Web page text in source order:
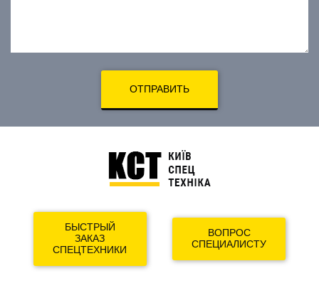
ОТПРАВИТЬ
БЫСТРЫЙ
ЗАКАЗ
СПЕЦТЕХНИКИ
ВОПРОС
СПЕЦИАЛИСТУ